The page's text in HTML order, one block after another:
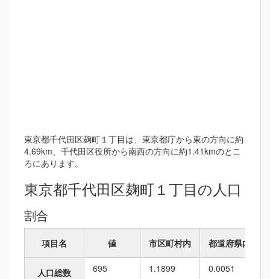
東京都千代田区麹町１丁目は、東京都庁から東の方向に約
4.69km、千代田区役所から南西の方向に約1.41kmのとこ
ろにあります。
東京都千代田区麹町１丁目の人口
割合
項目名 値 市区町村内 都道府県内
人口総数 695 1.1899 0.0051